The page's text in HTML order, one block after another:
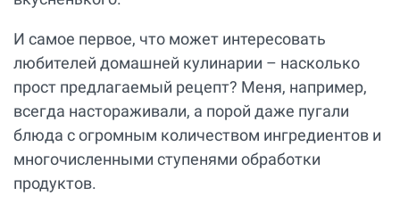
И самое первое, что может интересовать
любителей домашней кулинарии – насколько
прост предлагаемый рецепт? Меня, например,
всегда настораживали, а порой даже пугали
блюда с огромным количеством ингредиентов и
многочисленными ступенями обработки
продуктов.